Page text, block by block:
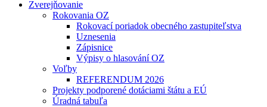
Zverejňovanie
Rokovania OZ
Rokovací poriadok obecného zastupiteľstva
Uznesenia
Zápisnice
Výpisy o hlasování OZ
Voľby
REFERENDUM 2026
Projekty podporené dotáciami štátu a EÚ
Úradná tabuľa